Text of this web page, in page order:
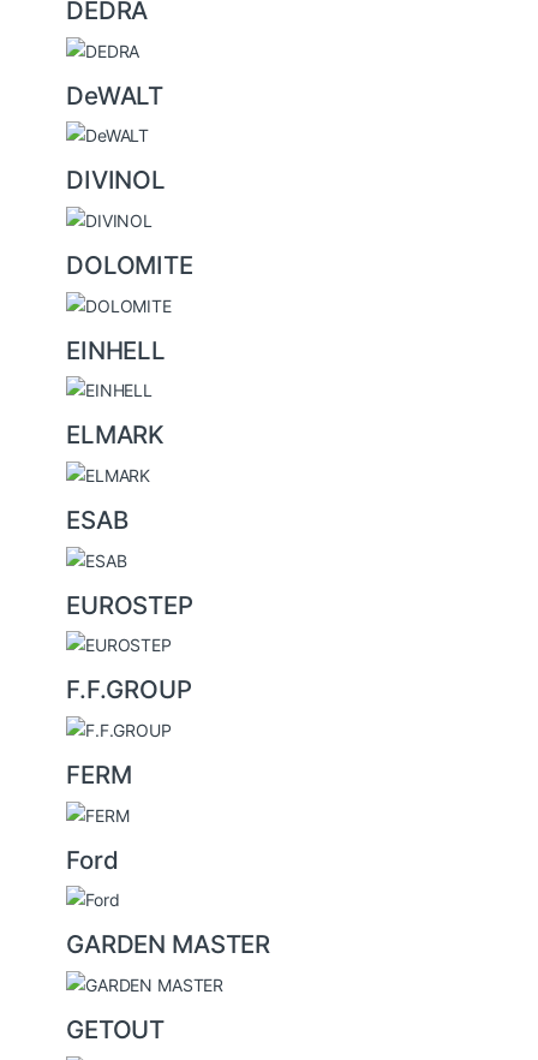
DEDRA
DeWALT
DIVINOL
DOLOMITE
EINHELL
ELMARK
ESAB
EUROSTEP
F.F.GROUP
FERM
Ford
GARDEN MASTER
GETOUT